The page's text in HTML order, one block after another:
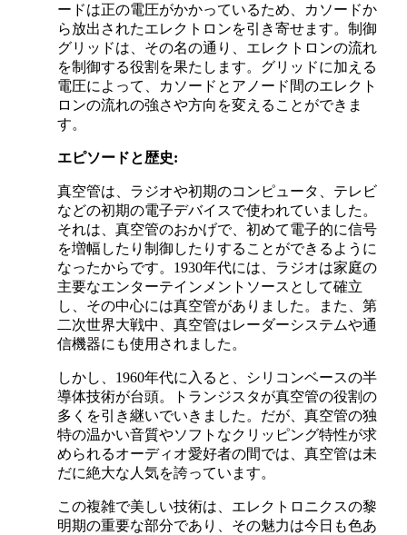
ードは正の電圧がかかっているため、カソードか
ら放出されたエレクトロンを引き寄せます。制御
グリッドは、その名の通り、エレクトロンの流れ
を制御する役割を果たします。グリッドに加える
電圧によって、カソードとアノード間のエレクト
ロンの流れの強さや方向を変えることができま
す。
エピソードと歴史:
真空管は、ラジオや初期のコンピュータ、テレビ
などの初期の電子デバイスで使われていました。
それは、真空管のおかげで、初めて電子的に信号
を増幅したり制御したりすることができるように
なったからです。1930年代には、ラジオは家庭の
主要なエンターテインメントソースとして確立
し、その中心には真空管がありました。また、第
二次世界大戦中、真空管はレーダーシステムや通
信機器にも使用されました。
しかし、1960年代に入ると、シリコンベースの半
導体技術が台頭。トランジスタが真空管の役割の
多くを引き継いでいきました。だが、真空管の独
特の温かい音質やソフトなクリッピング特性が求
められるオーディオ愛好者の間では、真空管は未
だに絶大な人気を誇っています。
この複雑で美しい技術は、エレクトロニクスの黎
明期の重要な部分であり、その魅力は今日も色あ